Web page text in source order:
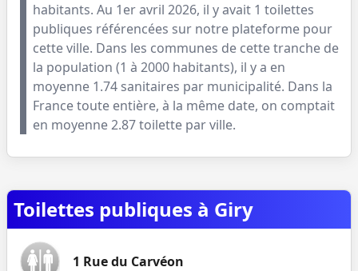
habitants. Au 1er avril 2026, il y avait 1 toilettes
publiques référencées sur notre plateforme pour
cette ville. Dans les communes de cette tranche de
la population (1 à 2000 habitants), il y a en
moyenne 1.74 sanitaires par municipalité. Dans la
France toute entière, à la même date, on comptait
en moyenne2.87toilette par ville.
Toilettes publiques à Giry
1 Rue du Carvéon